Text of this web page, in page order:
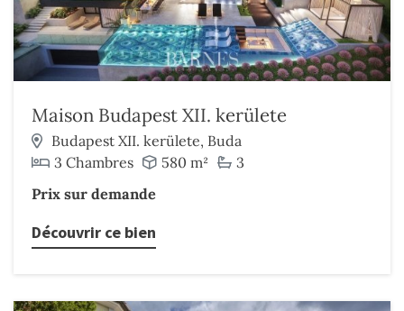
Maison Budapest XII. kerülete
Budapest XII. kerülete, Buda
3 Chambres
580 m²
3
Prix sur demande
Découvrir ce bien